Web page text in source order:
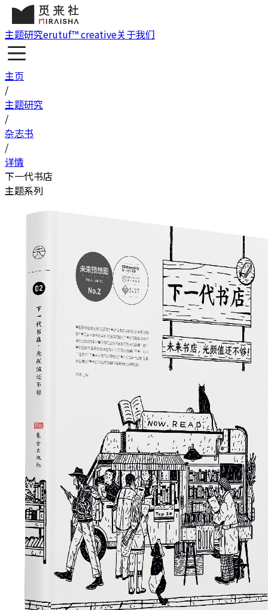
主题研究erutuf™ creative关于我们
主页
/
主题研究
/
杂志书
/
详情
下一代书店
主题系列